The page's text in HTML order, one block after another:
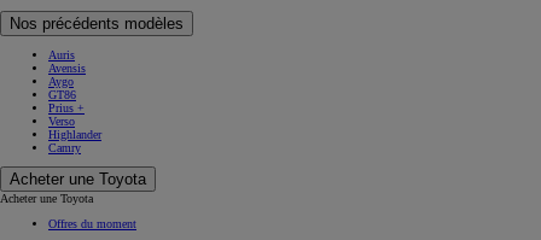
Nos précédents modèles
Auris
Avensis
Aygo
GT86
Prius +
Verso
Highlander
Camry
Acheter une Toyota
Acheter une Toyota
Offres du moment